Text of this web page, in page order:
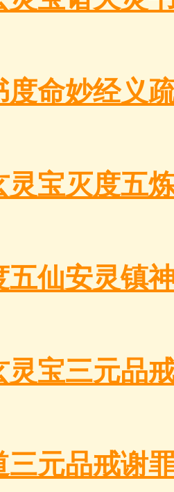
度命妙经义
灵宝灭度五
五仙安灵镇
灵宝三元品
三元品戒谢